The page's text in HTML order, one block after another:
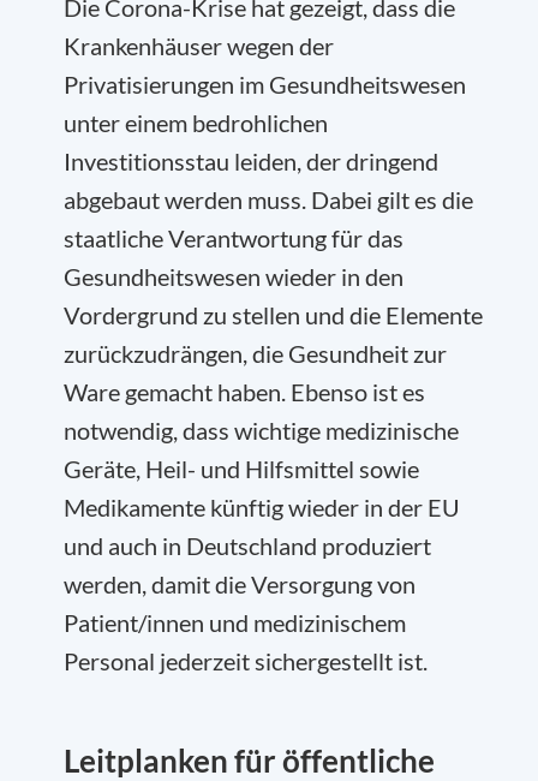
Die Corona-Krise hat gezeigt, dass die
Krankenhäuser wegen der
Privatisierungen im Gesundheitswesen
unter einem bedrohlichen
Investitionsstau leiden, der dringend
abgebaut werden muss. Dabei gilt es die
staatliche Verantwortung für das
Gesundheitswesen wieder in den
Vordergrund zu stellen und die Elemente
zurückzudrängen, die Gesundheit zur
Ware gemacht haben. Ebenso ist es
notwendig, dass wichtige medizinische
Geräte, Heil- und Hilfsmittel sowie
Medikamente künftig wieder in der EU
und auch in Deutschland produziert
werden, damit die Versorgung von
Patient/innen und medizinischem
Personal jederzeit sichergestellt ist.
Leitplanken für öffentliche